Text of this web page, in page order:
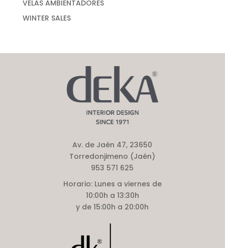
VELAS AMBIENTADORES
WINTER SALES
Av. de Jaén 47, 23650
Torredonjimeno (Jaén)
953 571 625
Horario:Lunes a viernes de
10:00h a 13:30h
y de 15:00h a 20:00h